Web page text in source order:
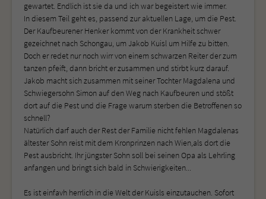
gewartet. Endlich ist sie da und ich war begeistert wie immer.
In diesem Teil geht es, passend zur aktuellen Lage, um die Pest.
Der Kaufbeurener Henker kommt von der Krankheit schwer
gezeichnet nach Schongau, um Jakob Kuisl um Hilfe zu bitten.
Doch er redet nur noch wirr von einem schwarzen Reiter der zum
tanzen pfeift, dann bricht er zusammen und stirbt kurz darauf.
Jakob macht sich zusammen mit seiner Tochter Magdalena und
Schwiegersohn Simon auf den Weg nach Kaufbeuren und stößt
dort auf die Pest und die Frage warum sterben die Betroffenen so
schnell?
Natürlich darf auch der Rest der Familie nicht fehlen Magdalenas
ältester Sohn reist mit dem Kronprinzen nach Wien,als dort die
Pest ausbricht. Ihr jüngster Sohn soll bei seinen Opa als Lehrling
anfangen und bringt sich bald in Schwierigkeiten...
Es ist einfavh herrlich in die Welt der Kuisls einzutauchen. Sofort